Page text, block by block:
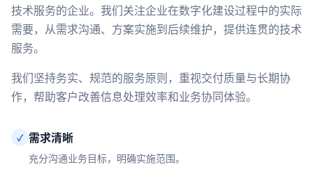
技术服务的企业。我们关注企业在数字化建设过程中的实际
需要，从需求沟通、方案实施到后续维护，提供连贯的技术
服务。
我们坚持务实、规范的服务原则，重视交付质量与长期协
作，帮助客户改善信息处理效率和业务协同体验。
✓ 需求清晰
充分沟通业务目标，明确实施范围。